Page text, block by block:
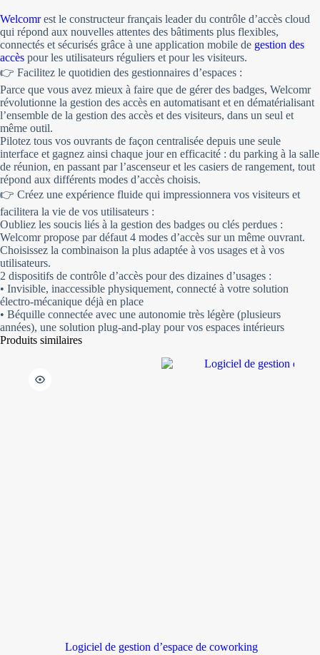
Welcomrest le constructeur français leader du contrôle d’accès cloud
qui répond aux nouvelles attentes des bâtiments plus flexibles,
connectés et sécurisés grâce à une application mobile de gestion des
accès pour les utilisateurs réguliers et pour les visiteurs.
👉 Facilitez le quotidien des gestionnaires d’espaces :
Parce que vous avez mieux à faire que de gérer des badges, Welcomr
révolutionne la gestion des accès en automatisant et en dématérialisant
l’ensemble de la gestion des accès et des visiteurs, dans un seul et
même outil.
Pilotez tous vos ouvrants de façon centralisée depuis une seule
interface et gagnez ainsi chaque jour en efficacité : du parking à la salle
de réunion, en passant par l’ascenseur et les casiers de rangement, tout
répond aux différents modes d’accès choisis.
👉 Créez une expérience fluide qui impressionnera vos visiteurs et
facilitera la vie de vos utilisateurs :
Oubliez les soucis liés à la gestion des badges ou clés perdues :
Welcomr propose par défaut 4 modes d’accès sur un même ouvrant.
Choisissez la combinaison la plus adaptée à vos usages et à vos
utilisateurs.
2 dispositifs de contrôle d’accès pour des dizaines d’usages :
• Invisible, inaccessible physiquement, connecté à votre solution
électro-mécanique déjà en place
• Béquille connectée avec une autonomie très légère (plusieurs
années), une solution plug-and-play pour vos espaces intérieurs
Produits similaires
Logiciel de gestion d’espace de coworking